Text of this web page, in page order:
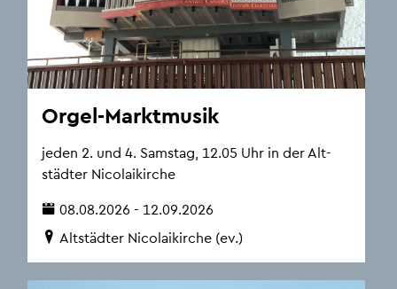
Orgel-Markt­mu­sik
jeden 2. und 4. Sams­tag, 12.05 Uhr in der Alt­
städ­ter Ni­co­la­i­kir­che
08.08.2026 - 12.09.2026
Alt­städ­ter Ni­co­la­i­kir­che (ev.)